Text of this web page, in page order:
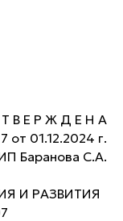
Т В Е Р Ж Д Е Н А
01.12.2024 г.
Баранова С.А.
И РАЗВИТИЯ